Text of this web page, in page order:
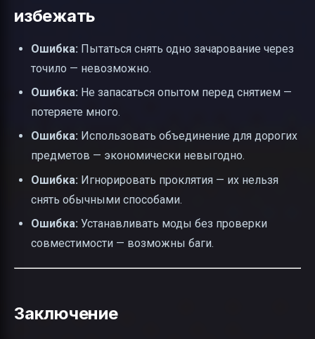
избежать
Ошибка: Пытаться снять одно зачарование через
точило — невозможно.
Ошибка: Не запасаться опытом перед снятием —
потеряете много.
Ошибка: Использовать объединение для дорогих
предметов — экономически невыгодно.
Ошибка: Игнорировать проклятия — их нельзя
снять обычными способами.
Ошибка: Устанавливать моды без проверки
совместимости — возможны баги.
Заключение